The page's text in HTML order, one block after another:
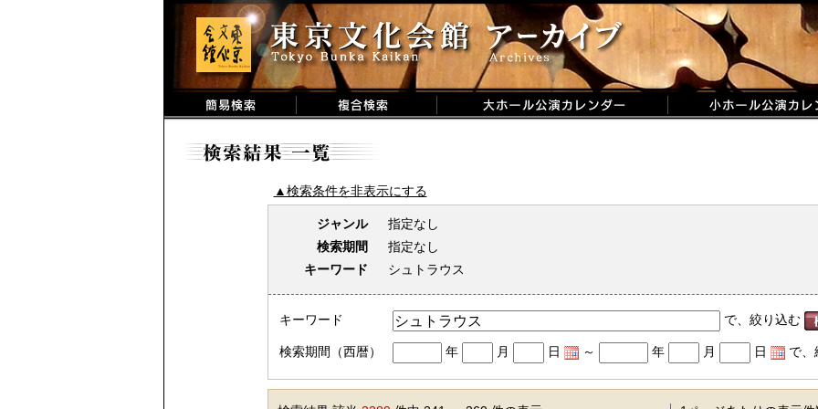
▲検索条件を非表示にする
ジャンル
指定なし
検索期間
指定なし
キーワード
シュトラウス
キーワード で、絞り込む
検索期間（西暦） 年 月 日 ～ 年 月 日 で